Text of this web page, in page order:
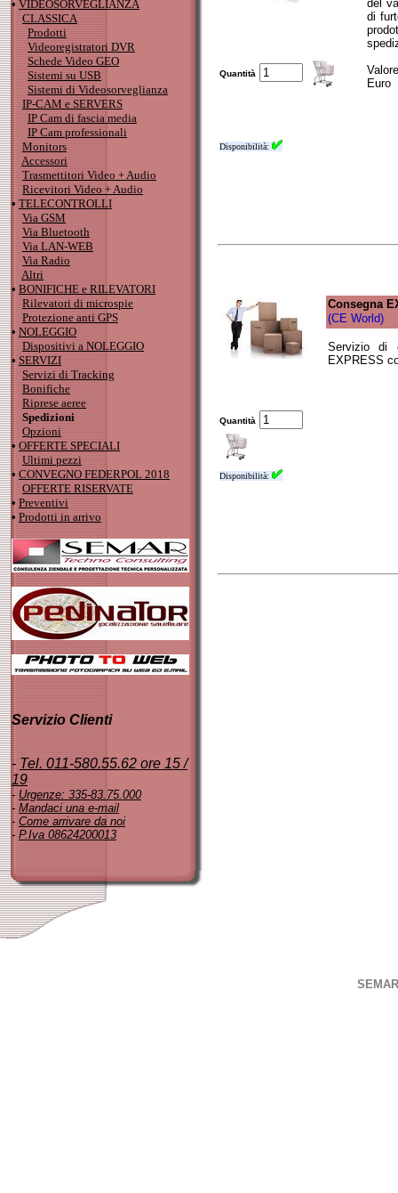
• VIDEOSORVEGLIANZA
CLASSICA
Prodotti
Videoregistratori DVR
Schede Video GEO
Sistemi su USB
Sistemi di Videosorveglianza
IP-CAM e SERVERS
IP Cam di fascia media
IP Cam professionali
Monitors
Accessori
Trasmettitori Video + Audio
Ricevitori Video + Audio
• TELECONTROLLI
Via GSM
Via Bluetooth
Via LAN-WEB
Via Radio
Altri
• BONIFICHE e RILEVATORI
Rilevatori di microspie
Protezione anti GPS
• NOLEGGIO
Dispositivi a NOLEGGIO
• SERVIZI
Servizi di Tracking
Bonifiche
Riprese aeree
Spedizioni
Opzioni
• OFFERTE SPECIALI
Ultimi pezzi
• CONVEGNO FEDERPOL 2018
OFFERTE RISERVATE
• Preventivi
• Prodotti in arrivo
Servizio Clienti
- Tel. 011-580.55.62 ore 15 /
19
- Urgenze: 335-83.75.000
- Mandaci una e-mail
- Come arrivare da noi
- P.Iva 08624200013
Quantità
del
di
Euro
Disponibilità:
Quantità
Consegna
(CE World)
Servizio di
EXPRESS
Disponibilità: